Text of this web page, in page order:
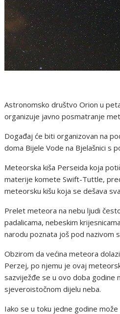
Astronomsko društvo Orion u
organizuje javno posmatranje
Događaj će biti organizovan na
doma Bijele Vode na Bjelašnici s
Meteorska kiša Perseida koja
materije komete Swift-Tuttle,
meteorsku kišu koja se dešava
Prelet meteora na nebu ljudi
padalicama, nebeskim
narodu poznata još pod nazivom
Obzirom da većina meteora
Perzej, po njemu je ovaj
sazviježđe se u ovo doba godine
sjeveroistočnom dijelu neba.
Iako se u toku jedne godine